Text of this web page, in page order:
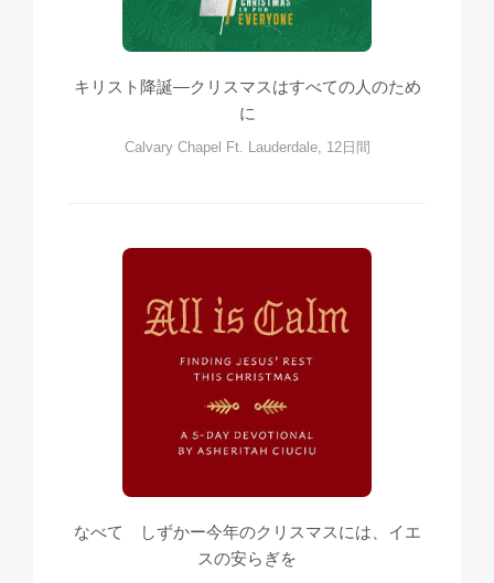
キリスト降誕―クリスマスはすべての人のため
に
Calvary Chapel Ft. Lauderdale, 12日間
なべて しずかー今年のクリスマスには、イエ
スの安らぎを